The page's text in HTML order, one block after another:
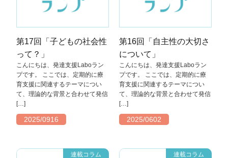
第17回「子どもの社会性
って？」
こんにちは、発達支援Laboラン
プです。 ここでは、定期的に療
育支援に関連するテーマについ
て、理論的な背景と合わせて発信
[…]
2025/0916
第16回「自主性の大切さ
について」
こんにちは、発達支援Laboラン
プです。 ここでは、定期的に療
育支援に関連するテーマについ
て、理論的な背景と合わせて発信
[…]
2025/0602
連載コラム 連載コラム